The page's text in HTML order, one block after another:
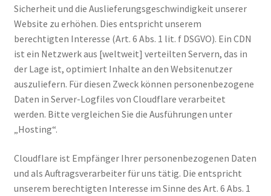
Sicherheit und die Auslieferungsgeschwindigkeit unserer
Website zu erhöhen. Dies entspricht unserem
berechtigten Interesse (Art. 6 Abs. 1 lit. f DSGVO). Ein CDN
ist ein Netzwerk aus [weltweit] verteilten Servern, das in
der Lage ist, optimiert Inhalte an den Websitenutzer
auszuliefern. Für diesen Zweck können personenbezogene
Daten in Server-Logfiles von Cloudflare verarbeitet
werden. Bitte vergleichen Sie die Ausführungen unter
„Hosting“.
Cloudflare ist Empfänger Ihrer personenbezogenen Daten
und als Auftragsverarbeiter für uns tätig. Die entspricht
unserem berechtigten Interesse im Sinne des Art. 6 Abs. 1